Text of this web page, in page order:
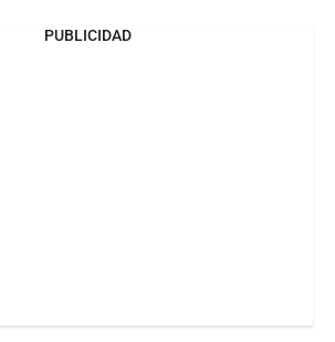
PUBLICIDAD